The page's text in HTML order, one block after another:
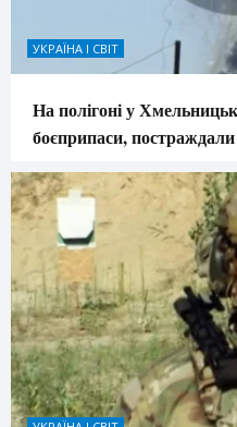
УКРАЇНА І СВІТ
На полігоні у
боєприпаси,